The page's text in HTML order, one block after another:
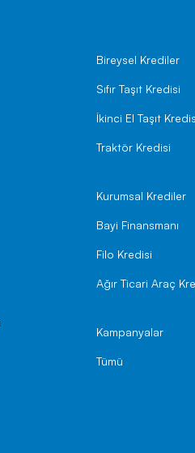
Bireysel Krediler
Sıfır Taşıt Kredisi
İkinci El Taşıt
Traktör Kredisi
Kurumsal Krediler
Bayi Finansmanı
Filo Kredisi
Ağır Ticari Araç
Kampanyalar
Tümü